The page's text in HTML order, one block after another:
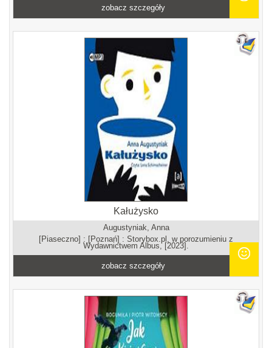
zobacz szczegóły
Kałużysko
Augustyniak, Anna
[Piaseczno] : [Poznań] : Storybox.pl, w porozumieniu z
Wydawnictwem Albus, [2023].
zobacz szczegóły